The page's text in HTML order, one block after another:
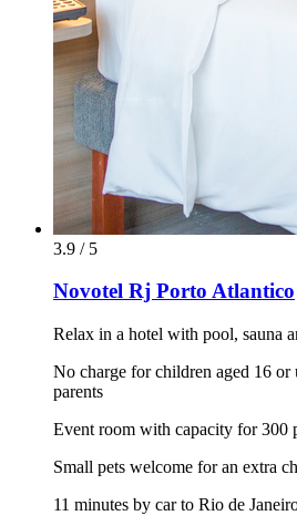
3.9 / 5
Novotel Rj Porto Atlantico
Relax in a hotel with pool, sauna
No charge for children aged 16
parents
Event room with capacity for 300
Small pets welcome for an extra
11 minutes by car to Rio de